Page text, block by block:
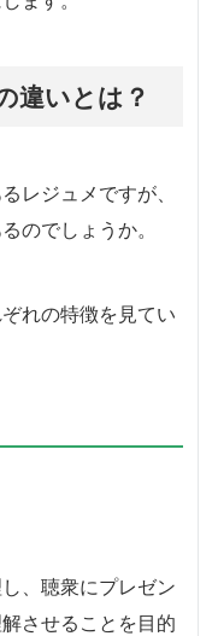
違いとは？
レジュメですが、
のでしょうか。
れの特徴を見てい
、聴衆にプレゼン
させることを目的